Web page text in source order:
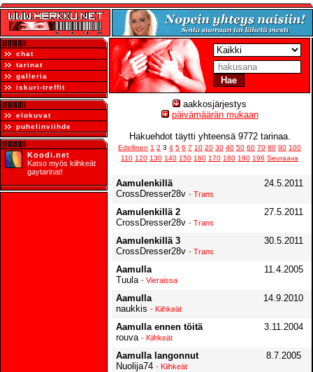
chat
tarinat
galleria
iskuri-treffit
elokuvat
puhelinviihde
Koodi.net
Katso myös kiihkeät
gaytarinat!
aakkosjärjestys
päivämäärän mukaan
Hakuehdot täytti yhteensä 9772 tarinaa.
Edellinen 1 2 3 4 5 6 7 10 20 30 40 50 60 70 80 90 100
110 120 130 140 150 160 170 180 190 196 Seuraava
Aamulenkillä
CrossDresser28v - Trans
24.5.2011
Aamulenkillä 2
CrossDresser28v - Trans
27.5.2011
Aamulenkillä 3
CrossDresser28v - Trans
30.5.2011
Aamulla
Tuula - Vieraissa
11.4.2005
Aamulla
naukkis - Kiihkeät
14.9.2010
Aamulla ennen töitä
rouva - Kiihkeät
3.11.2004
Aamulla langonnut
Nuolija74 - Kiihkeät
8.7.2005